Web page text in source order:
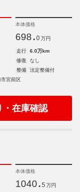
本体価格
698. 0 万円
走行
6.0万km
修復
なし
整備
法定整備付
宮前区
・在庫確認
本体価格
1040. 5 万円